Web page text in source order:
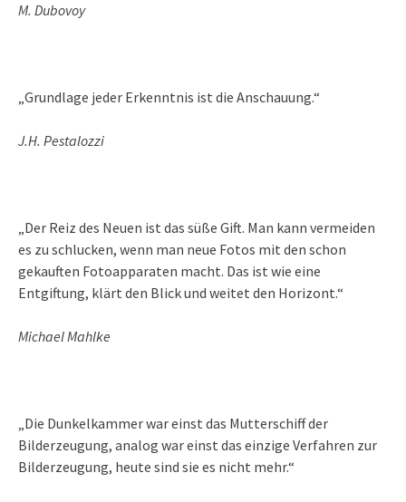
M. Dubovoy
„Grundlage jeder Erkenntnis ist die Anschauung.“
J.H. Pestalozzi
„Der Reiz des Neuen ist das süße Gift. Man kann vermeiden
es zu schlucken, wenn man neue Fotos mit den schon
gekauften Fotoapparaten macht. Das ist wie eine
Entgiftung, klärt den Blick und weitet den Horizont.“
Michael Mahlke
„Die Dunkelkammer war einst das Mutterschiff der
Bilderzeugung, analog war einst das einzige Verfahren zur
Bilderzeugung, heute sind sie es nicht mehr.“